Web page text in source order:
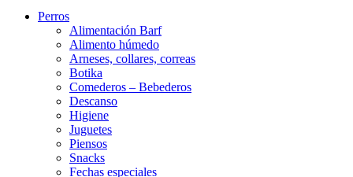
Perros
Alimentación Barf
Alimento húmedo
Arneses, collares, correas
Botika
Comederos – Bebederos
Descanso
Higiene
Juguetes
Piensos
Snacks
Fechas especiales